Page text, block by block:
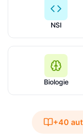
NSI
Biologie
+40